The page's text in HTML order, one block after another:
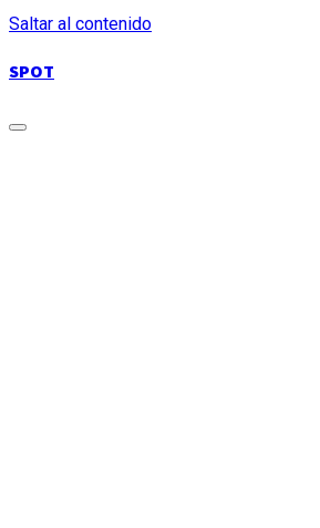
Saltar al contenido
SPOT